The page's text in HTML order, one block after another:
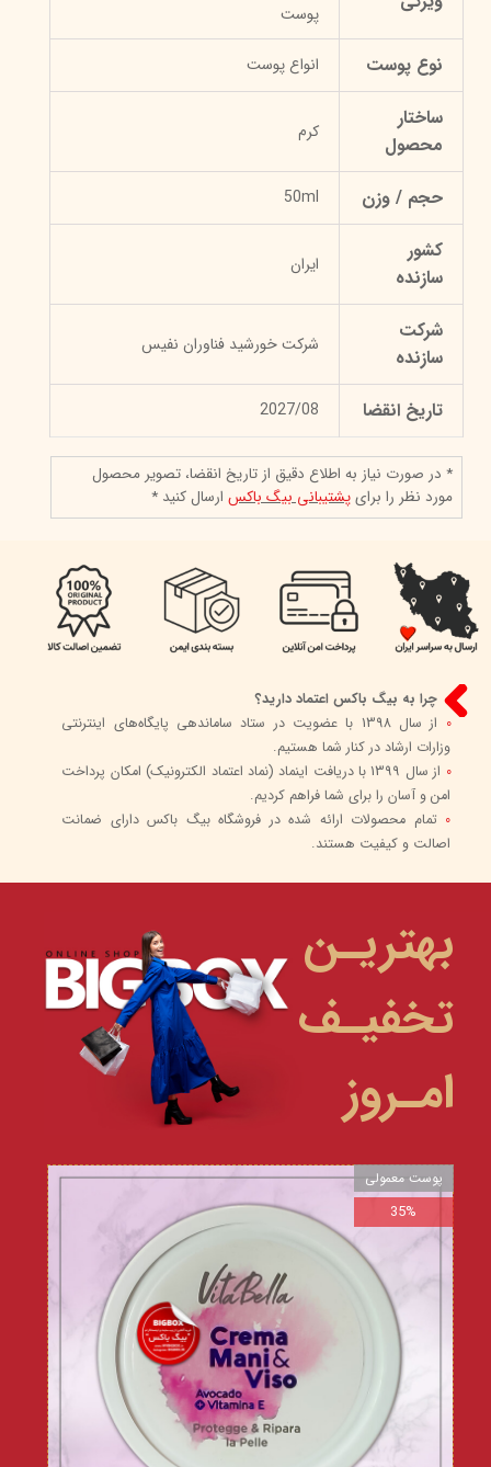
پوست
نوع پوست انواع پوست
ساختار
محصول
کرم
حجم / وزن 50ml
کشور
سازنده
ایران
شرکت
سازنده
شرکت خورشید فناوران نفیس
تاریخ انقضا 2027/08
* در صورت نیاز به اطلاع دقیق از تاریخ انقضا، تصویر محصول
مورد نظر را برایپشتیبانی بیگ باکسارسال کنید *
چرا به بیگ باکس اعتماد دارید؟
0
از سال 1398 با عضویت در ستاد ساماندهی پایگاه‌های اینترنتی
وزارات ارشاد در کنار شما هستیم.
0
از سال 1399 با دریافت اینماد (نماد اعتماد الکترونیک) امکان پرداخت
امن و آسان را برای شما فراهم کردیم.
0 تمام محصولات ارائه شده در فروشگاه بیگ باکس دارای ضمانت
اصالت و کیفیت هستند.
بهتریـن
تخفیـف
امـروز
پوست معمولی
35%